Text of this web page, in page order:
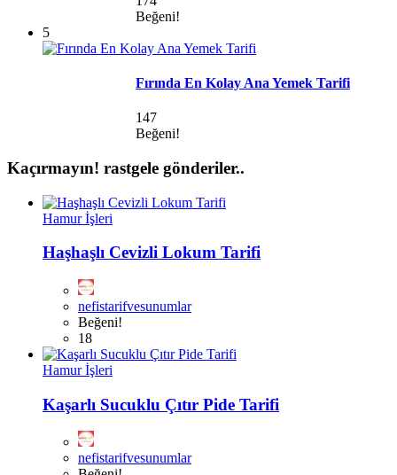
Beğeni!
5
Fırında En Kolay Ana Yemek Tarifi
147
Beğeni!
Kaçırmayın! rastgele gönderiler..
Hamur İşleri
Haşhaşlı Cevizli Lokum Tarifi
nefistarifvesunumlar
Beğeni!
18
Hamur İşleri
Kaşarlı Sucuklu Çıtır Pide Tarifi
nefistarifvesunumlar